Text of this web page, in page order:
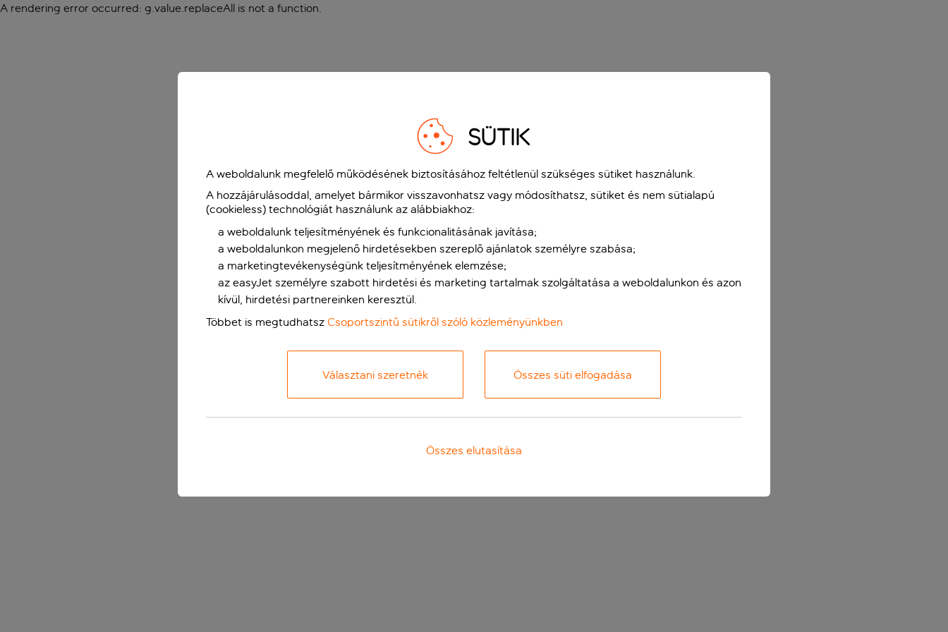
A rendering error occurred: g.value.replaceAll is not a function.
SÜTIK
A weboldalunk megfelelő működésének biztosításához feltétlenül szükséges sütiket használunk.
A hozzájárulásoddal, amelyet bármikor visszavonhatsz vagy módosíthatsz, sütiket és nem sütialapú
(cookieless) technológiát használunk az alábbiakhoz:
a weboldalunk teljesítményének és funkcionalitásának javítása;
a weboldalunkon megjelenő hirdetésekben szereplő ajánlatok személyre szabása;
a marketingtevékenységünk teljesítményének elemzése;
az easyJet személyre szabott hirdetési és marketing tartalmak szolgáltatása a weboldalunkon és azon
kívül, hirdetési partnereinken keresztül.
Többet is megtudhatsz Csoportszintű sütikről szóló közleményünkben
Választani szeretnék Összes süti elfogadása
Összes elutasítása